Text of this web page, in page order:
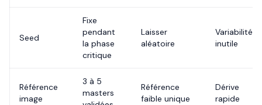
Seed
Fixe
pendant
la phase
critique
Laisser
aléatoire
Variabilité
inutile
Référence
image
3 à 5
masters
Référence
faible unique
Dérive
rapide